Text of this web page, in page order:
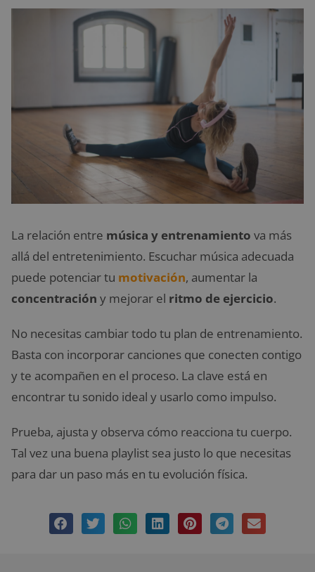
La relación entre música y entrenamiento va más
allá del entretenimiento. Escuchar música adecuada
puede potenciar tu motivación, aumentar la
concentración y mejorar el ritmo de ejercicio.
No necesitas cambiar todo tu plan de entrenamiento.
Basta con incorporar canciones que conecten contigo
y te acompañen en el proceso. La clave está en
encontrar tu sonido ideal y usarlo como impulso.
Prueba, ajusta y observa cómo reacciona tu cuerpo.
Tal vez una buena playlist sea justo lo que necesitas
para dar un paso más en tu evolución física.